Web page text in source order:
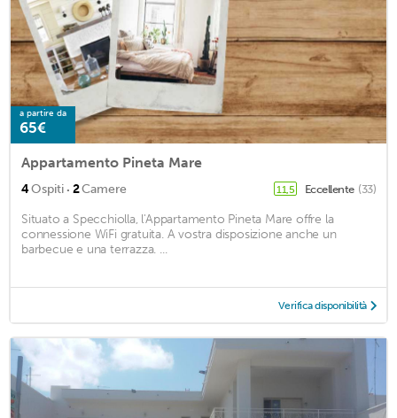
a partire da
65€
Appartamento Pineta Mare
4Ospiti · 2Camere 11,5 Eccellente (33)
Situato a Specchiolla, l'Appartamento Pineta Mare offre la
connessione WiFi gratuita. A vostra disposizione anche un
barbecue e una terrazza. ...
Verifica disponibilità